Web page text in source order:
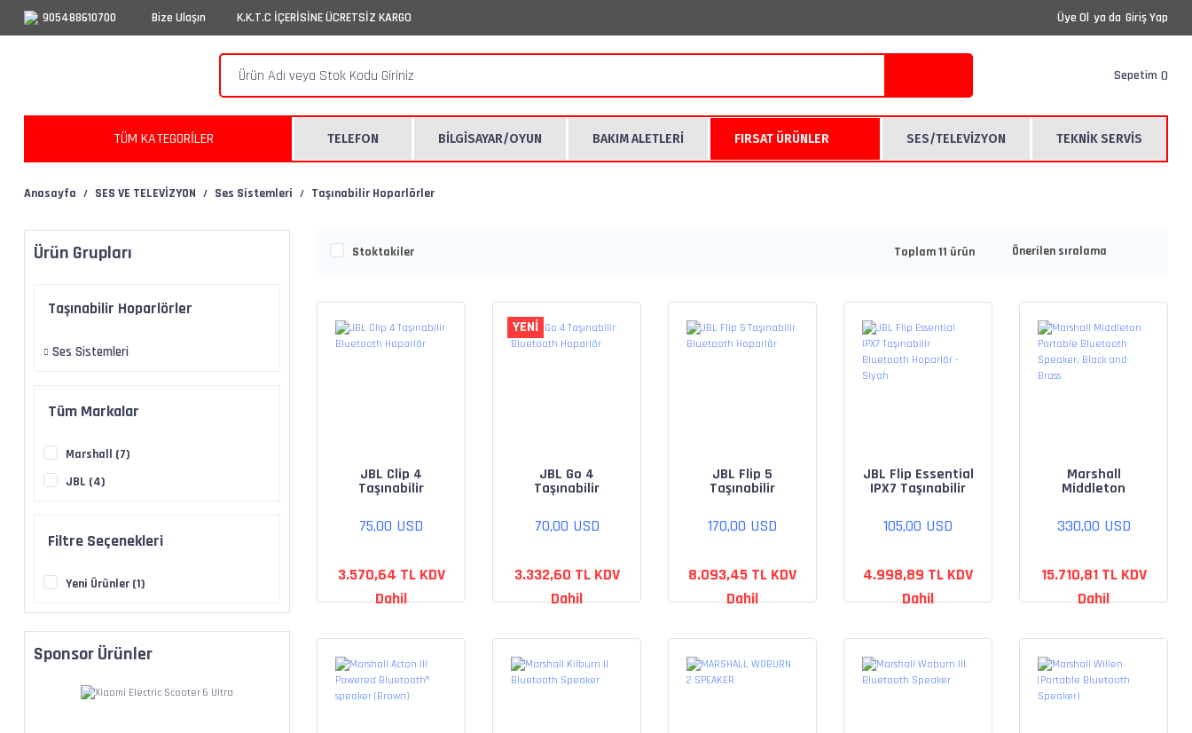
905488610700 Bize Ulaşın K.K.T.C İÇERİSİNE ÜCRETSİZ KARGO Üye Ol ya da Giriş Yap
Sepetim
TÜM KATEGORİLER TELEFON BİLGİSAYAR/OYUN BAKIM ALETLERİ FIRSAT ÜRÜNLER SES/TELEVİZYON TEKNİK SERVİS
Anasayfa SES VE TELEVİZYON Ses Sistemleri Taşınabilir Hoparlörler
Ürün Grupları
Taşınabilir Hoparlörler
Ses Sistemleri
Tüm Markalar
Marshall (7)
JBL (4)
Filtre Seçenekleri
Yeni Ürünler (1)
Sponsor Ürünler
Stoktakiler Toplam 11 ürün
JBL Clip 4
Taşınabilir
Hoparlör
75,00 USD
3.570,64 TL KDV
Dahil
YENİ
JBL Go 4
Taşınabilir
Hoparlör
70,00 USD
3.332,60 TL KDV
Dahil
JBL Flip 5
Taşınabilir
Hoparlör
170,00 USD
8.093,45 TL KDV
Dahil
JBL Flip Essential
IPX7 Taşınabilir
Hoparlör - Siyah
105,00 USD
4.998,89 TL KDV
Dahil
Marshall
Middleton
Bluetooth
Speaker, Black
330,00 USD
15.710,81 TL KDV
Dahil